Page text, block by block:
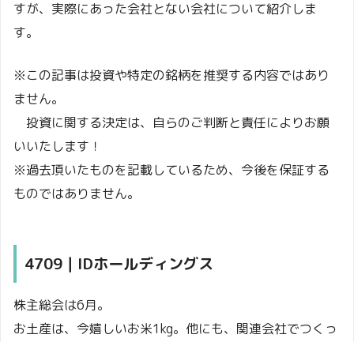
すが、実際にあった会社とない会社について紹介しま
す。
※この記事は投資や特定の銘柄を推奨する内容ではあり
ません。
投資に関する決定は、自らのご判断と責任によりお願
いいたします！
※過去頂いたものを記載しているため、今後を保証する
ものではありません。
4709｜IDホールディングス
株主総会は6月。
お土産は、今嬉しいお米1kg。他にも、関連会社でつくっ